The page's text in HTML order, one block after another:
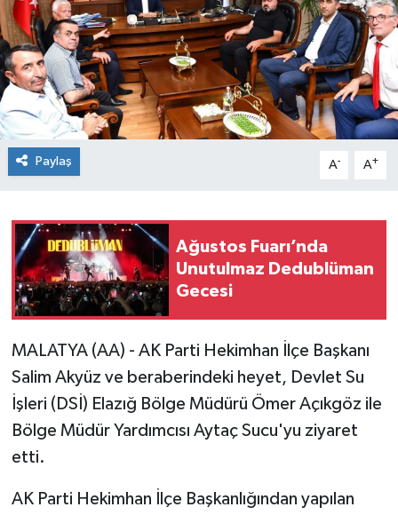
Paylaş A- A+
Ağustos Fuarı’nda
Unutulmaz Dedublüman
Gecesi
MALATYA (AA) - AK Parti Hekimhan İlçe Başkanı
Salim Akyüz ve beraberindeki heyet, Devlet Su
İşleri (DSİ) Elazığ Bölge Müdürü Ömer Açıkgöz ile
Bölge Müdür Yardımcısı Aytaç Sucu'yu ziyaret
etti.
AK Parti Hekimhan İlçe Başkanlığından yapılan